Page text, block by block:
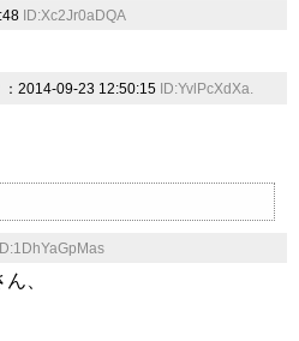
ID:Xc2Jr0aDQA
：2014-09-23 12:50:15 ID:YvlPcXdXa.
ID:1DhYaGpMas
、